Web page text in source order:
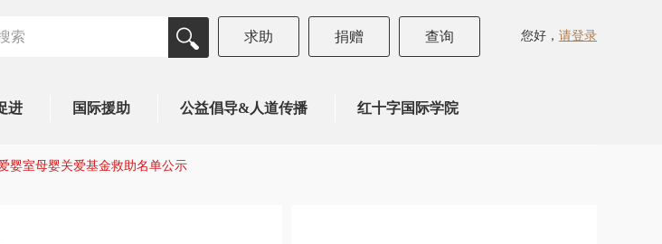
您好， 请登录
查询
捐赠
求助
进 国际援助 公益倡导&人道传播 红十字国际学院
婴室母婴关爱基金救助名单公示